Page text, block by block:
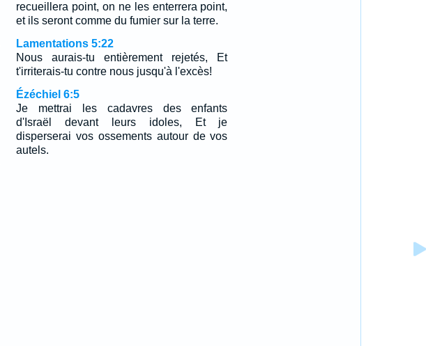
recueillera point, on ne les enterrera point,
et ils seront comme du fumier sur la terre.
Lamentations 5:22
Nous aurais-tu entièrement rejetés, Et
t'irriterais-tu contre nous jusqu'à l'excès!
Ézéchiel 6:5
Je mettrai les cadavres des enfants
d'Israël devant leurs idoles, Et je
disperserai vos ossements autour de vos
autels.